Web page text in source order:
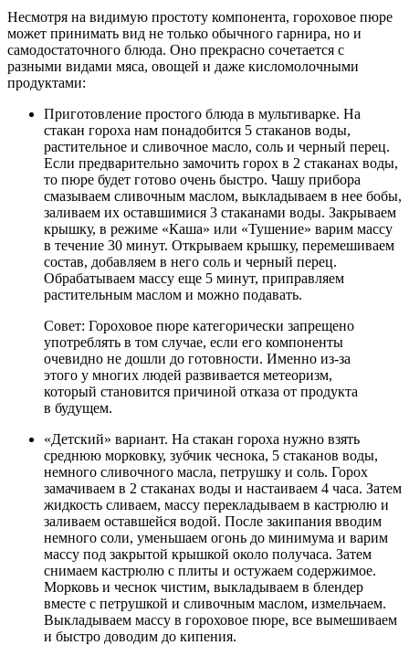
Несмотря на видимую простоту компонента, гороховое пюре
может принимать вид не только обычного гарнира, но и
самодостаточного блюда. Оно прекрасно сочетается с
разными видами мяса, овощей и даже кисломолочными
продуктами:
Приготовление простого блюда в мультиварке. На
стакан гороха нам понадобится 5 стаканов воды,
растительное и сливочное масло, соль и черный перец.
Если предварительно замочить горох в 2 стаканах воды,
то пюре будет готово очень быстро. Чашу прибора
смазываем сливочным маслом, выкладываем в нее бобы,
заливаем их оставшимися 3 стаканами воды. Закрываем
крышку, в режиме «Каша» или «Тушение» варим массу
в течение 30 минут. Открываем крышку, перемешиваем
состав, добавляем в него соль и черный перец.
Обрабатываем массу еще 5 минут, приправляем
растительным маслом и можно подавать.
Совет: Гороховое пюре категорически запрещено
употреблять в том случае, если его компоненты
очевидно не дошли до готовности. Именно из-за
этого у многих людей развивается метеоризм,
который становится причиной отказа от продукта
в будущем.
«Детский» вариант. На стакан гороха нужно взять
среднюю морковку, зубчик чеснока, 5 стаканов воды,
немного сливочного масла, петрушку и соль. Горох
замачиваем в 2 стаканах воды и настаиваем 4 часа. Затем
жидкость сливаем, массу перекладываем в кастрюлю и
заливаем оставшейся водой. После закипания вводим
немного соли, уменьшаем огонь до минимума и варим
массу под закрытой крышкой около получаса. Затем
снимаем кастрюлю с плиты и остужаем содержимое.
Морковь и чеснок чистим, выкладываем в блендер
вместе с петрушкой и сливочным маслом, измельчаем.
Выкладываем массу в гороховое пюре, все вымешиваем
и быстро доводим до кипения.